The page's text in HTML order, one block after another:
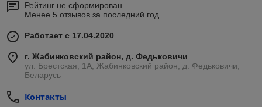
Рейтинг не сформирован
Менее 5 отзывов за последний год
Работает с 17.04.2020
г. Жабинковский район, д. Федьковичи
ул. Брестская, 1А, Жабинковский район, д. Федьковичи,
Беларусь
Контакты